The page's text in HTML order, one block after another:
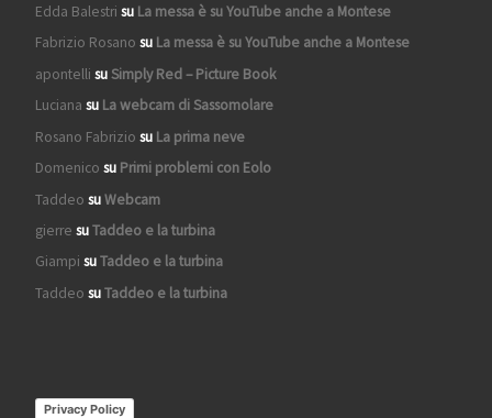
Edda Balestri su La messa è su YouTube anche a Montese
Fabrizio Rosano su La messa è su YouTube anche a Montese
apontelli suSimply Red – Picture Book
Luciana su La webcam di Sassomolare
Rosano Fabrizio su La prima neve
Domenico su Primi problemi con Eolo
Taddeo suWebcam
gierre suTaddeo e la turbina
Giampi suTaddeo e la turbina
Taddeo suTaddeo e la turbina
Privacy Policy